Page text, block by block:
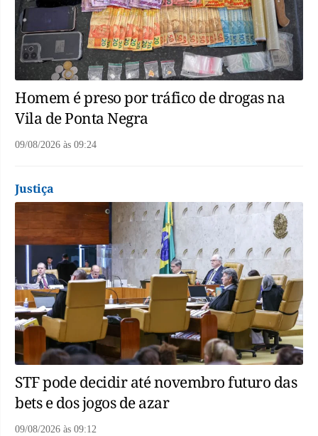
Homem é preso por tráfico de drogas na
Vila de Ponta Negra
09/08/2026 às 09:24
Justiça
STF pode decidir até novembro futuro das
bets e dos jogos de azar
09/08/2026 às 09:12